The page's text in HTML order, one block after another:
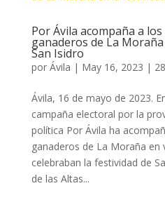
Por Ávila acompaña a
ganaderos de La
San Isidro
por Ávila | May 16, 2023 |
Ávila, 16 de mayo de 2023.
campaña electoral por la
política Por Ávila ha
ganaderos de La Moraña en
celebraban la festividad de
de las Altas...